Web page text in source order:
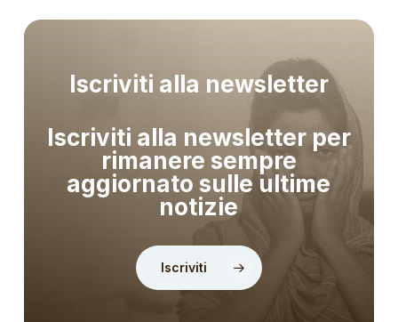
Iscriviti alla newsletter
Iscriviti alla newsletter per
rimanere sempre
aggiornato sulle ultime
notizie
Iscriviti